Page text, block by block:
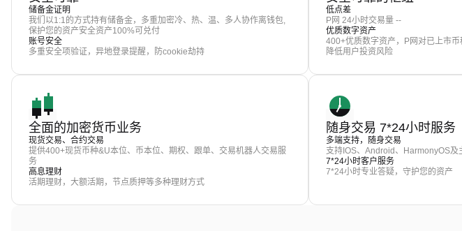
储备金证明
我们以1:1的方式持有储备金，多重加密冷、热、温、多人协作离钱包,
保护您的资产安全资产100%可兑付
账号安全
多重安全项验证，异地登录提醒，防cookie劫持
低点差
P网 24小时交易量 --
优质数字资产
400+优质数字资产，P网对已上市
降低用户投资风险
全面的加密货币业务
现货交易、合约交易
提供400+现货币种&U本位、币本位、期权、跟单、交易机器人交易服
务
高息理财
活期理财，大额活期，节点质押等多种理财方式
随身交易 7*24小时服务
多端支持，随身交易
支持IOS、Android、HarmonyOS及
7*24小时客户服务
7*24小时专业答疑，守护您的资产